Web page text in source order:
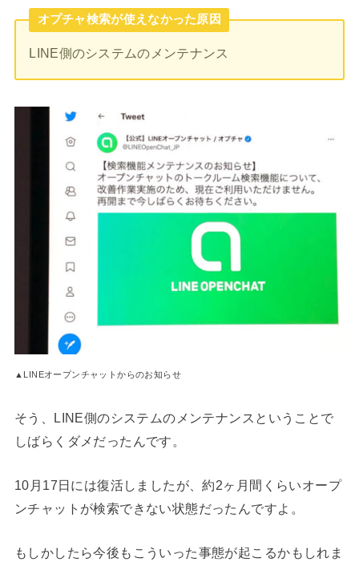
オプチャ検索が使えなかった原因
LINE側のシステムのメンテナンス
▲LINEオープンチャットからのお知らせ
そう、LINE側のシステムのメンテナンスということで
しばらくダメだったんです。
10月17日には復活しましたが、約2ヶ月間くらいオープ
ンチャットが検索できない状態だったんですよ。
もしかしたら今後もこういった事態が起こるかもしれま